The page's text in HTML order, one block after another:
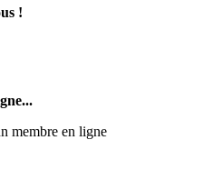
!
membre en ligne